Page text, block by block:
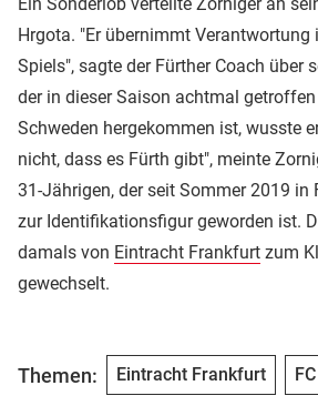
Hrgota. "Er übernimmt Verantwortung
Spiels", sagte der Fürther Coach über
der in dieser Saison achtmal
Schweden hergekommen ist, wusste
nicht, dass es Fürth gibt", meinte
31-Jährigen, der seit Sommer 2019 in
zur Identifikationsfigur geworden ist.
damals von Eintracht Frankfurt zum
gewechselt.
Themen: Eintracht Frankfurt